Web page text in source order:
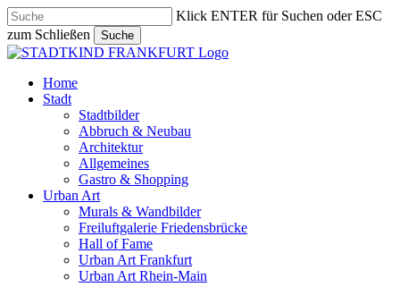
Skip
to
main
content
Klick ENTER für Suchen oder ESC
zum Schließen
Suche
Close
search
Menu
Home
Stadt
Stadtbilder
Abbruch & Neubau
Architektur
Allgemeines
Gastro & Shopping
Urban Art
Murals & Wandbilder
Freiluftgalerie Friedensbrücke
Hall of Fame
Urban Art Frankfurt
Urban Art Rhein-Main